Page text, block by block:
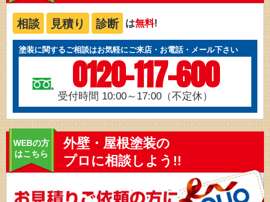
相談 見積り 診断 は無料!
塗装に関するご相談はお気軽にご来店・お電話・メール下さい
0120-117-600
受付時間 10:00～17:00（不定休）
WEBの方
はこちら
外壁・屋根塗装の
プロに相談しよう!!